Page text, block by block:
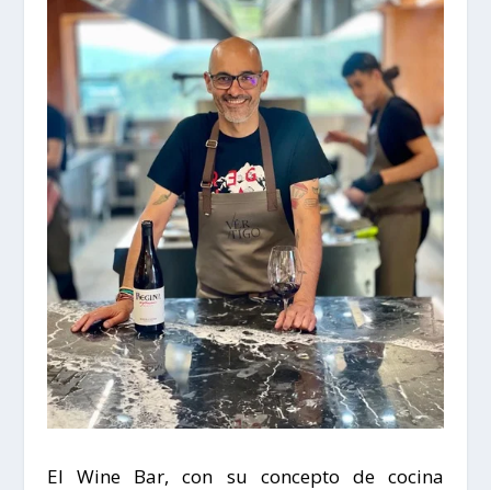
El Wine Bar, con su concepto de cocina